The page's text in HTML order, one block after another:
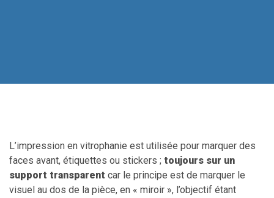
L’impression en vitrophanie est utilisée pour marquer des
faces avant, étiquettes ou stickers ; toujours sur un
support transparent car le principe est de marquer le
visuel au dos de la pièce, en « miroir », l’objectif étant